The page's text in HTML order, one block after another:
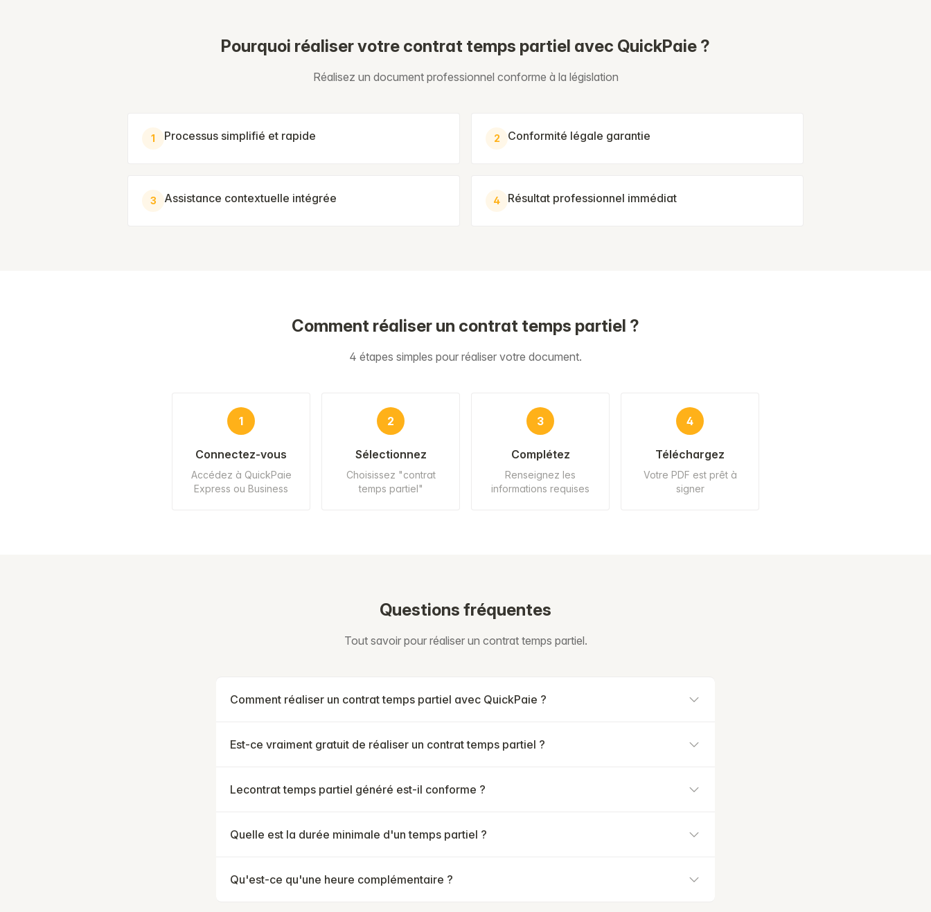
Pourquoi réaliser votre contrat temps partiel avec QuickPaie ?
Réalisez un document professionnel conforme à la législation
1 Processus simplifié et rapide 2 Conformité légale garantie
3 Assistance contextuelle intégrée 4 Résultat professionnel immédiat
Comment réaliser un contrat temps partiel ?
4 étapes simples pour réaliser votre document.
1
Connectez-vous
Accédez à QuickPaie
Express ou Business
2
Sélectionnez
Choisissez "contrat
temps partiel"
3
Complétez
Renseignez les
informations requises
4
Téléchargez
Votre PDF est prêt à
signer
Questions fréquentes
Tout savoir pour réaliser un contrat temps partiel.
Comment réaliser un contrat temps partiel avec QuickPaie ?
Est-ce vraiment gratuit de réaliser un contrat temps partiel ?
Lecontrat temps partiel généré est-il conforme ?
Quelle est la durée minimale d'un temps partiel ?
Qu'est-ce qu'une heure complémentaire ?